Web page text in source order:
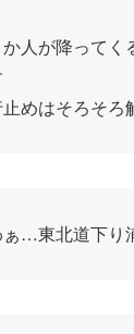
か人が降って
めはそろそろ
ぁ…東北道下